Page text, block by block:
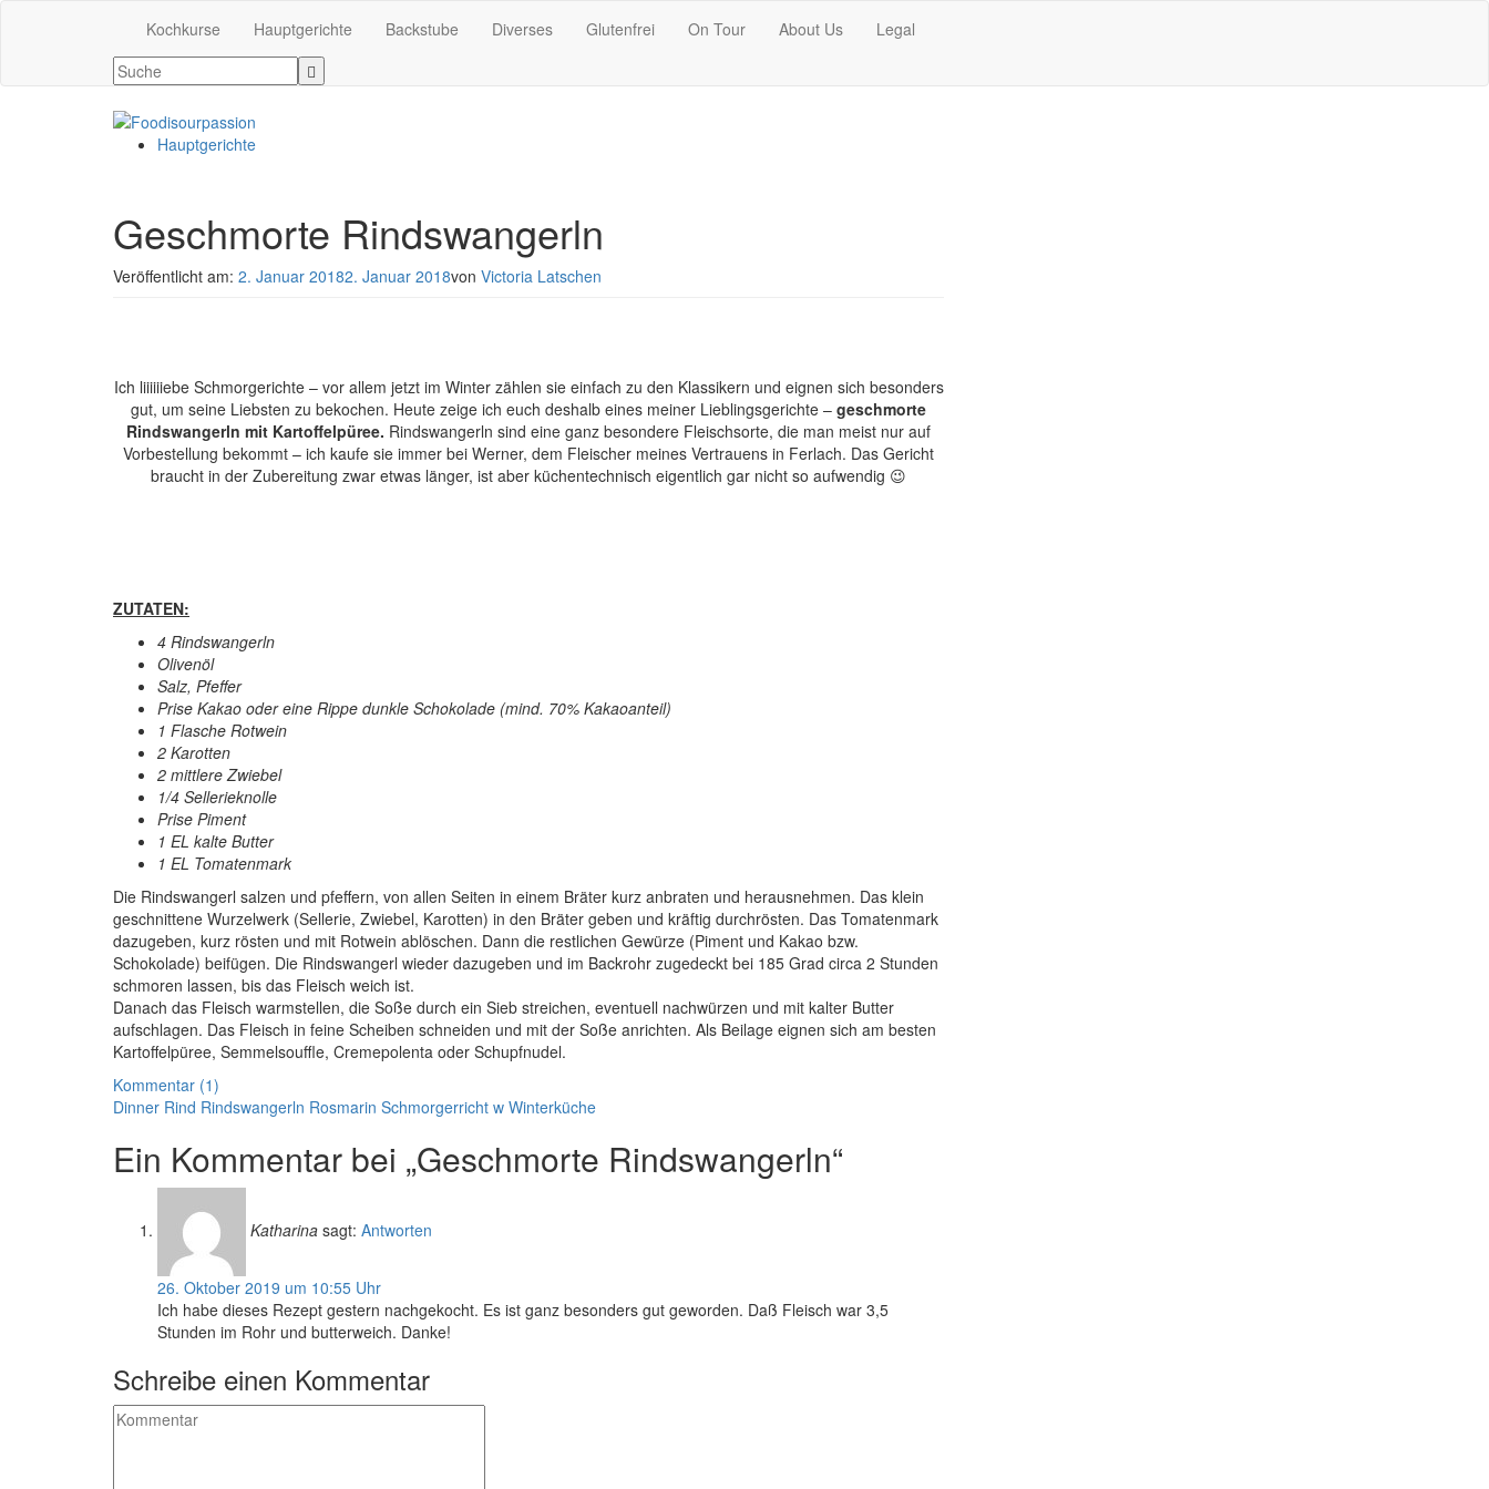
Kochkurse Hauptgerichte Backstube Diverses Glutenfrei On Tour About Us Legal
Hauptgerichte
Geschmorte Rindswangerln
Veröffentlicht am: 2. Januar 20182. Januar 2018von Victoria Latschen
Ich liiiiiiebe Schmorgerichte – vor allem jetzt im Winter zählen sie einfach zu den Klassikern und eignen sich besonders
gut, um seine Liebsten zu bekochen. Heute zeige ich euch deshalb eines meiner Lieblingsgerichte – geschmorte
Rindswangerln mit Kartoffelpüree. Rindswangerln sind eine ganz besondere Fleischsorte, die man meist nur auf
Vorbestellung bekommt – ich kaufe sie immer bei Werner, dem Fleischer meines Vertrauens in Ferlach. Das Gericht
braucht in der Zubereitung zwar etwas länger, ist aber küchentechnisch eigentlich gar nicht so aufwendig 😉
ZUTATEN:
4 Rindswangerln
Olivenöl
Salz, Pfeffer
Prise Kakao oder eine Rippe dunkle Schokolade (mind. 70% Kakaoanteil)
1 Flasche Rotwein
2 Karotten
2 mittlere Zwiebel
1/4 Sellerieknolle
Prise Piment
1 EL kalte Butter
1 EL Tomatenmark
Die Rindswangerl salzen und pfeffern, von allen Seiten in einem Bräter kurz anbraten und herausnehmen. Das klein
geschnittene Wurzelwerk (Sellerie, Zwiebel, Karotten) in den Bräter geben und kräftig durchrösten. Das Tomatenmark
dazugeben, kurz rösten und mit Rotwein ablöschen. Dann die restlichen Gewürze (Piment und Kakao bzw.
Schokolade) beifügen. Die Rindswangerl wieder dazugeben und im Backrohr zugedeckt bei 185 Grad circa 2 Stunden
schmoren lassen, bis das Fleisch weich ist.
Danach das Fleisch warmstellen, die Soße durch ein Sieb streichen, eventuell nachwürzen und mit kalter Butter
aufschlagen. Das Fleisch in feine Scheiben schneiden und mit der Soße anrichten. Als Beilage eignen sich am besten
Kartoffelpüree, Semmelsouffle, Cremepolenta oder Schupfnudel.
Kommentar (1)
Dinner Rind Rindswangerln Rosmarin Schmorgerricht w Winterküche
Ein Kommentar bei „Geschmorte Rindswangerln“
Katharina sagt: Antworten
26. Oktober 2019 um 10:55 Uhr
Ich habe dieses Rezept gestern nachgekocht. Es ist ganz besonders gut geworden. Daß Fleisch war 3,5
Stunden im Rohr und butterweich. Danke!
Schreibe einen Kommentar